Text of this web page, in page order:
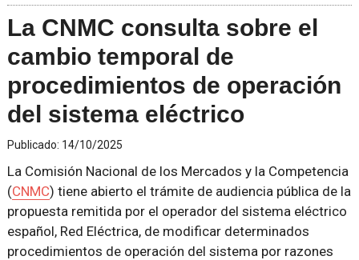
La CNMC consulta sobre el
cambio temporal de
procedimientos de operación
del sistema eléctrico
Publicado: 14/10/2025
La Comisión Nacional de los Mercados y la Competencia
(CNMC) tiene abierto el trámite de audiencia pública de la
propuesta remitida por el operador del sistema eléctrico
español, Red Eléctrica, de modificar determinados
procedimientos de operación del sistema por razones